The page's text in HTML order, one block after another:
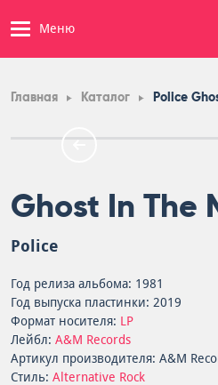
Меню
Главная Каталог Police
Ghost In The
Police
Год релиза альбома: 1981
Год выпуска пластинки: 2019
Формат носителя: LP
Лейбл: A&M Records
Артикул производителя: A&M
Стиль: Alternative Rock